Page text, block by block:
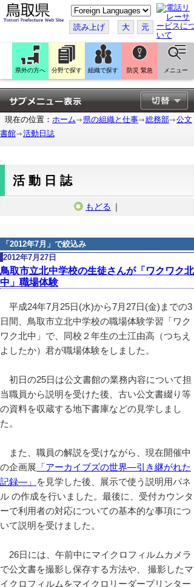
こ
の
ペ
ー
ジ
翻
訳
す
る
読み上げ 大 元
県外の方へ 分野で探す 組織で探す 防災 緊急 メニュー
現在の位置： ホーム 県の組織と仕事 総務部
公文
書館
活動日誌
活動日誌
もどる ｜
「 2012年7月 」で絞込み
2012年7月27日
鳥取市立北中学校の生徒さんが「ワクワク北
中」職場体験
平成24年7月25日(水)から7月27日(金)までの3
日間、鳥取市立北中学校の職場体験学習「ワク
ワク北中」で、同校２年生の土江由高（つちえ
よしたか）君が職場体験をしました。
初日の25日は公文書館の業務内容について担
当職員から説明を受けた後、古い公文書綴り等
の資料を収蔵する地下書庫などの見学しまし
た。
また、職員の解説を受けながら、現在開催中
の企画展 「アーカイブズの世界―引き継がれた
記録―」
を見学した後、展示で使う説明用パネ
ル の作成を行いました。最後に、受付カウンタ
ーで利用者の対応についての基本的な事項につ
いて説明を受けました。
26日には、午前中にマイクロフィルムカメラ
で公文書を撮影し保存する方法や、 撮影したマ
イクロフィルムをマイクロリーダープリンター